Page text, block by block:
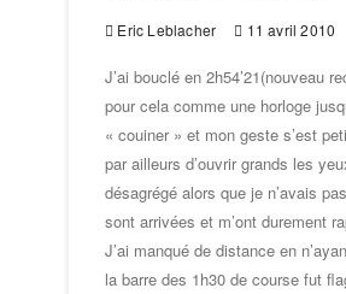
Eric Leblacher 11 avril 2010
J’ai bouclé en 2h54’21(nouveau
pour cela comme une horloge
« couiner » et mon geste s’est
par ailleurs d’ouvrir grands les
désagrégé alors que je n’avais
sont arrivées et m’ont durement
J’ai manqué de distance en
la barre des 1h30 de course fut